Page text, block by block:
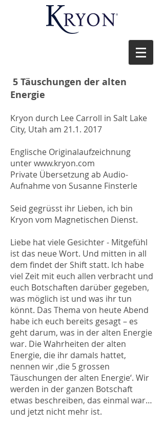
5 Täuschungen der alten
Energie
Kryon durch Lee Carroll in Salt Lake
City, Utah am 21.1. 2017
Englische Originalaufzeichnung
unter www.kryon.com
Private Übersetzung ab Audio-
Aufnahme von Susanne Finsterle
Seid gegrüsst ihr Lieben, ich bin
Kryon vom Magnetischen Dienst.
Liebe hat viele Gesichter - Mitgefühl
ist das neue Wort. Und mitten in all
dem findet der Shift statt. Ich habe
viel Zeit mit euch allen verbracht und
euch Botschaften darüber gegeben,
was möglich ist und was ihr tun
könnt. Das Thema von heute Abend
habe ich euch bereits gesagt – es
geht darum, was in der alten Energie
war. Die Wahrheiten der alten
Energie, die ihr damals hattet,
nennen wir ‚die 5 grossen
Täuschungen der alten Energie‘. Wir
werden in der ganzen Botschaft
etwas beschreiben, das einmal war…
und jetzt nicht mehr ist.